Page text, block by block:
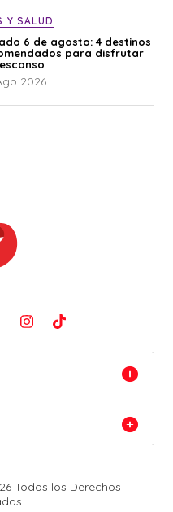
Y SALUD
6 de agosto: 4 destinos
para disfrutar
2026
Todos los Derechos